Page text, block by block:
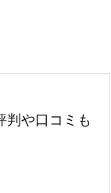
判や口コミも